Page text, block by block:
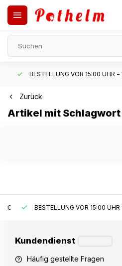
BESTELLUNG VOR 15:00 UHR =
Zurück
Artikel mit
BESTELLUNG VOR 15:00 UHR =
Kundendienst
Häufig gestellte Fragen